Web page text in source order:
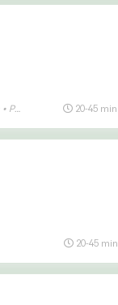
• Patat 20-45 min
20-45 min